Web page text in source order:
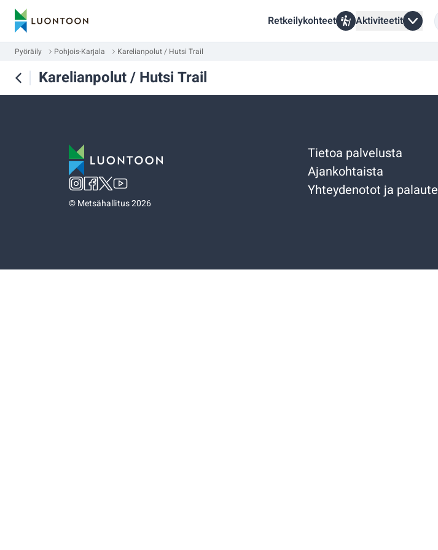
Retkeilykohteet Aktiviteetit
Pyöräily Pohjois-Karjala Karelianpolut / Hutsi Trail
Karelianpolut / Hutsi Trail
©Metsähallitus 2026
Tietoa palvelusta
Ajankohtaista
Yhteydenotot ja palaute